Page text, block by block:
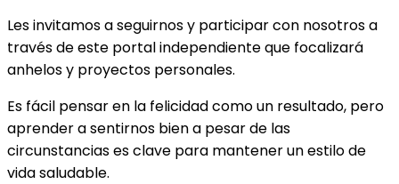
Les invitamos a seguirnos y participar con nosotros a
través de este portal independiente que focalizará
anhelos y proyectos personales.
Es fácil pensar en la felicidad como un resultado, pero
aprender a sentirnos bien a pesar de las
circunstancias es clave para mantener un estilo de
vida saludable.